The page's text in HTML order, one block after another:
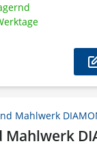
Mahlwerk